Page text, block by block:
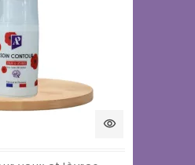
visibility